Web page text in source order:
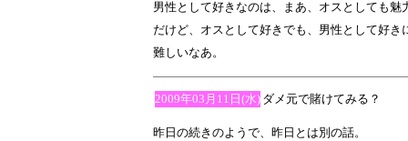
男性として好きなのは、まあ、オスとしても魅
だけど、オスとして好きでも、男性として好き
難しいなあ。
2009年03月11日(水) ダメ元で賭けてみる？
昨日の続きのようで、昨日とは別の話。